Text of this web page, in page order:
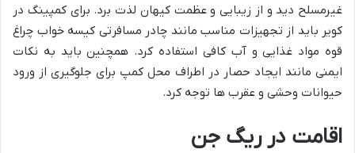
غیرمسلح دید و از زیبایی و عظمت کیهان لذت برد. برای کمپینگ در
کویر باید از تجهیزات مناسب مانند چادر مسافرتی کیسه خواب چراغ
قوه مواد غذایی و آب کافی استفاده کرد. همچنین باید به نکات
ایمنی مانند ایجاد حصار در اطراف محل کمپ برای جلوگیری از ورود
حیوانات وحشی و عقرب ها توجه کرد.
اقامت در ریگ جن